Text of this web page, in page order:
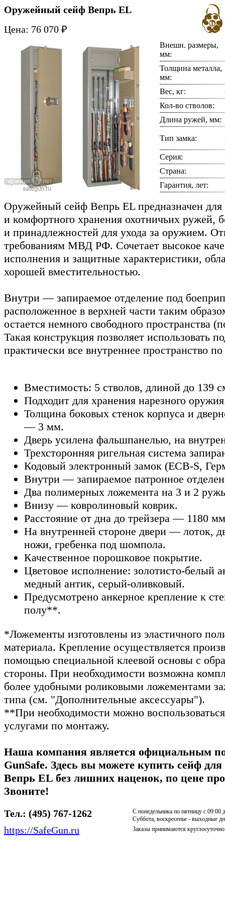
Оружейный сейф Вепрь EL
Цена: 76 070 ₽
Внешн. размеры,
мм:
Толщина металла,
мм:
Вес, кг:
Кол-во стволов:
Длина ружей, мм:
Тип замка:
Серия:
Страна:
Гарантия, лет:
Оружейный сейф Вепрь EL предназначен для
и комфортного хранения охотничьих ружей,
и принадлежностей для ухода за оружием.
требованиям МВД РФ. Сочетает высокое
исполнения и защитные характеристики,
хорошей вместительностью.
Внутри — запираемое отделение под
расположенное в верхней части таким
остается немного свободного пространства
Такая конструкция позволяет использовать
практически все внутреннее пространство
Вместимость: 5 стволов, длиной до 139
Подходит для хранения нарезного
Толщина боковых стенок корпуса и
— 3 мм.
Дверь усилена фальшпанелью, на
Трехсторонняя ригельная система
Кодовый электронный замок (ECB-S,
Внутри — запираемое патронное
Два полимерных ложемента на 3 и 2
Внизу — ковролиновый коврик.
Расстояние от дна до трейзера — 1180
На внутренней стороне двери — лоток,
ножи, гребенка под шомпола.
Качественное порошковое покрытие.
Цветовое исполнение: золотисто-белый
медный антик, серый-оливковый.
Предусмотрено анкерное крепление к
полу**.
*Ложементы изготовлены из эластичного
материала. Крепление осуществляется
помощью специальной клеевой основы с
стороны. При необходимости возможна
более удобными роликовыми ложементами
типа (см. "Дополнительные аксессуары").
**При необходимости можно
услугами по монтажу.
Наша компания является официальным
GunSafe. Здесь вы можете купить сейф
Вепрь EL без лишних наценок, по цене
Звоните!
Тел.: (495) 767-1262
https://SafeGun.ru
С понедельника по пятницу с 09:00
Суббота, воскресенье - выходные
Заказы принимаются круглосуточно